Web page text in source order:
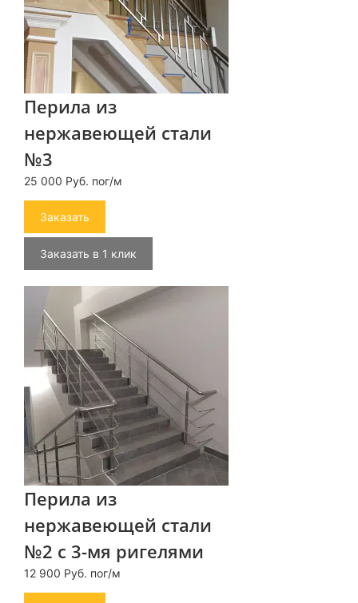
Перила из
нержавеющей стали
№3
25 000 Руб. пог/м
Заказать
Заказать в 1 клик
Перила из
нержавеющей стали
№2 с 3-мя ригелями
12 900 Руб. пог/м